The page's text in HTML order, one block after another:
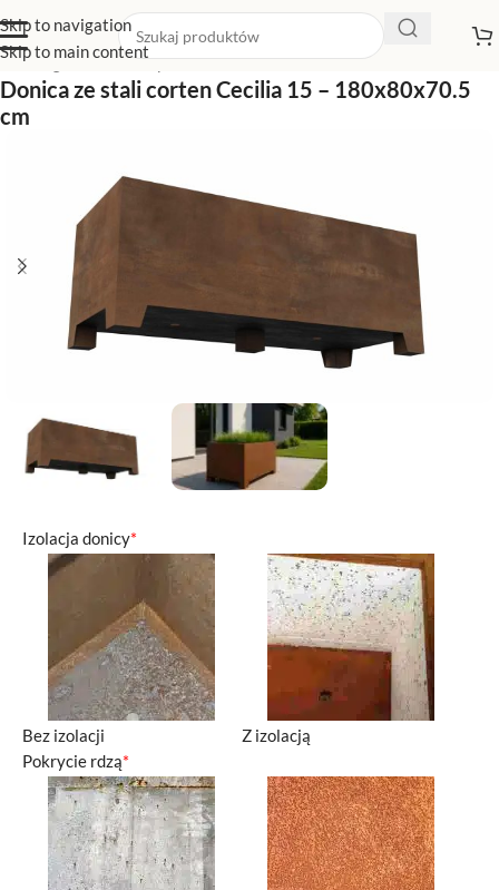
Skip to navigation
Skip to main content
Strona główna/Sklep z donicami/Donice na nóżkach
Donica ze stali corten Cecilia 15 – 180x80x70.5
cm
*
Izolacja donicy
Bez izolacji
Z izolacją
*
Pokrycie rdzą